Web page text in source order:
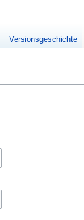
Versionsgeschichte